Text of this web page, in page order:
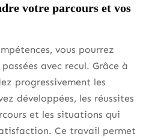
votre parcours et vos
vous pourrez
avec recul. Grâce à
progressivement les
développées, les réussites
et les situations qui
Ce travail permet